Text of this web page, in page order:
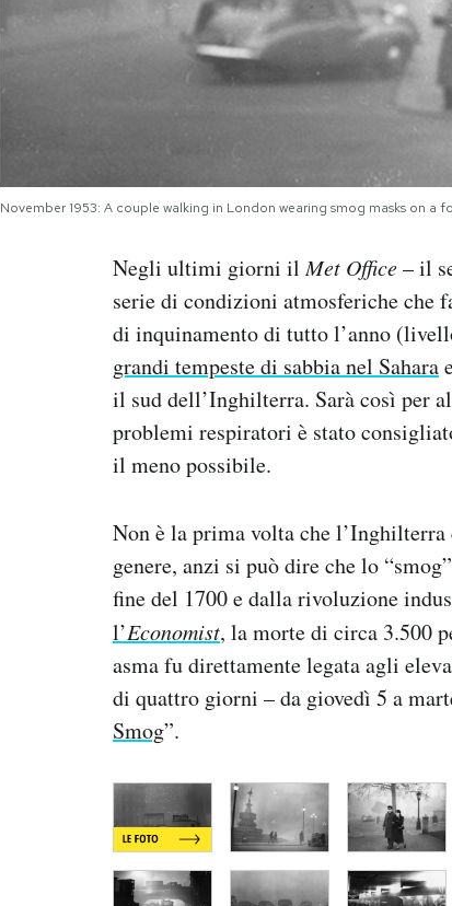
November 1953: A couple walking in London wearing smog masks on
Negli ultimi giorni ilMet Office– il
serie di condizioni atmosferiche che
di inquinamento di tutto l’anno
grandi tempeste di sabbia nel Sahara
il sud dell’Inghilterra. Sarà così per
problemi respiratori è stato
il meno possibile.
Non è la prima volta che l’Inghilterra
genere, anzi si può dire che lo
fine del 1700 e dalla rivoluzione
l’Economist, la morte di circa 3.500
asma fu direttamente legata agli
di quattro giorni – da giovedì 5 a
Smog”.